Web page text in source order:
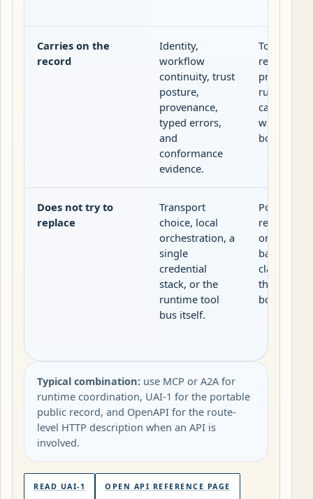
Carries on the
record
Identity,
workflow
continuity, trust
posture,
provenance,
typed errors,
and
conformance
evidence.
Tools,
resources,
prompts,
runtime
capabilities
within the
boundary.
Does not try to
replace
Transport
choice, local
orchestration, a
single
credential
stack, or the
runtime tool
bus itself.
Portable
release
or
backed
claims
the local
boundary.
Typical combination:use MCP or A2A for
runtime coordination, UAI-1 for the portable
public record, and OpenAPI for the route-
level HTTP description when an API is
involved.
READ UAI-1 OPEN API REFERENCE PAGE